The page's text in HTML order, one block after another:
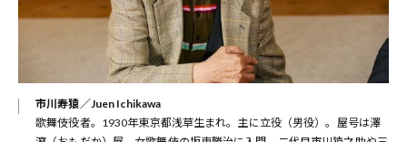
市川寿猿／Juen Ichikawa
歌舞伎役者。1930年東京都浅草生まれ。主に立役（男役）。屋号は澤